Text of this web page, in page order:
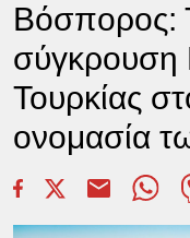
Βόσπορος:
σύγκρουση
Τουρκίας
ονομασία